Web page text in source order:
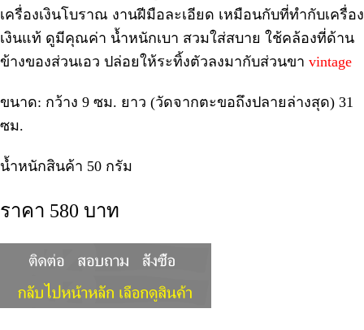
เครื่องเงินโบราณ งานฝีมือละเอียด เหมือนกับที่ทำกับเครื่อง
เงินแท้ ดูมีคุณค่า น้ำหนักเบา สวมใส่สบาย ใช้คล้องที่ด้าน
ข้างของส่วนเอว ปล่อยให้ระทิ้งตัวลงมากับส่วนขา vintage
ขนาด: กว้าง 9 ซม. ยาว (วัดจากตะขอถึงปลายล่างสุด) 31
ซม.
น้ำหนักสินค้า 50 กรัม
ราคา 580 บาท